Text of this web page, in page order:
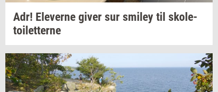
Adr! Ele­ver­ne giver sur smiley til sko­le­
toilet­ter­ne